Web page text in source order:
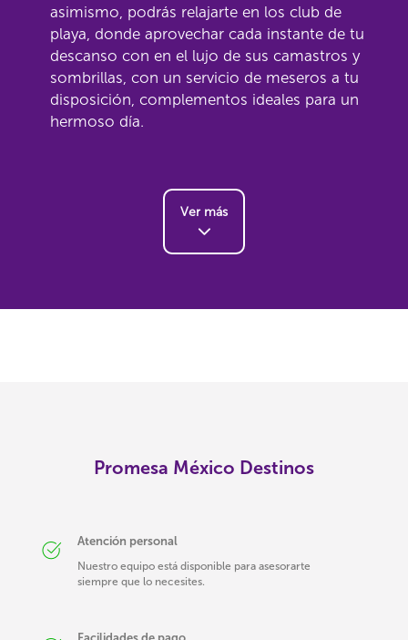
asimismo, podrás relajarte en los club de
playa, donde aprovechar cada instante de tu
descanso con en el lujo de sus camastros y
sombrillas, con un servicio de meseros a tu
disposición, complementos ideales para un
hermoso día.
Ver más
Promesa México Destinos
Atención personal
Nuestro equipo está disponible para asesorarte
siempre que lo necesites.